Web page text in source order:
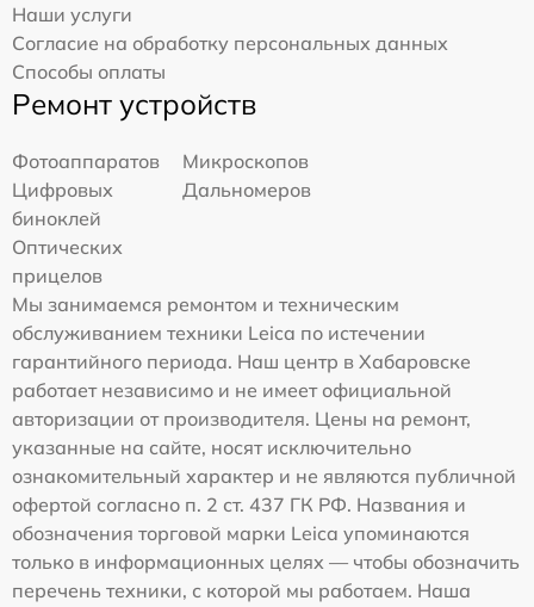
Наши услуги
Согласие на обработку персональных данных
Способы оплаты
Ремонт устройств
Фотоаппаратов
Микроскопов
Цифровых
биноклей
Дальномеров
Оптических
прицелов
Мы занимаемся ремонтом и техническим
обслуживанием техники Leica по истечении
гарантийного периода. Наш центр в Хабаровске
работает независимо и не имеет официальной
авторизации от производителя. Цены на ремонт,
указанные на сайте, носят исключительно
ознакомительный характер и не являются публичной
офертой согласно п. 2 ст. 437 ГК РФ. Названия и
обозначения торговой марки Leica упоминаются
только в информационных целях — чтобы обозначить
перечень техники, с которой мы работаем. Наша